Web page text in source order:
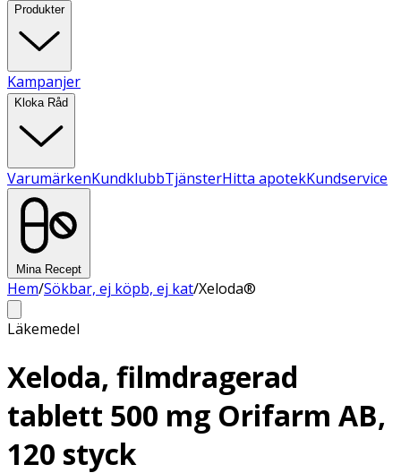
Produkter
Kampanjer
Kloka Råd
VarumärkenKundklubbTjänsterHitta apotekKundservice
Mina Recept
Hem/Sökbar, ej köpb, ej kat/Xeloda®
Läkemedel
Xeloda, filmdragerad
tablett 500 mg Orifarm AB,
120 styck